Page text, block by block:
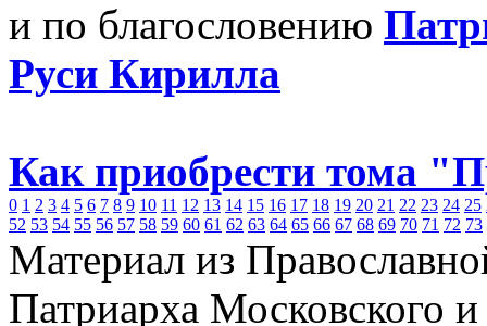
и по благословению
Руси Кирилла
Как приобрести тома
0 1 2 3 4 5 6 7 8 9 10 11 12 13 14 15 16 17 18 19 20 21 22 23 24 25
52 53 54 55 56 57 58 59 60 61 62 63 64 65 66 67 68 69 70 71 72 73
Материал из
Патриарха Московского